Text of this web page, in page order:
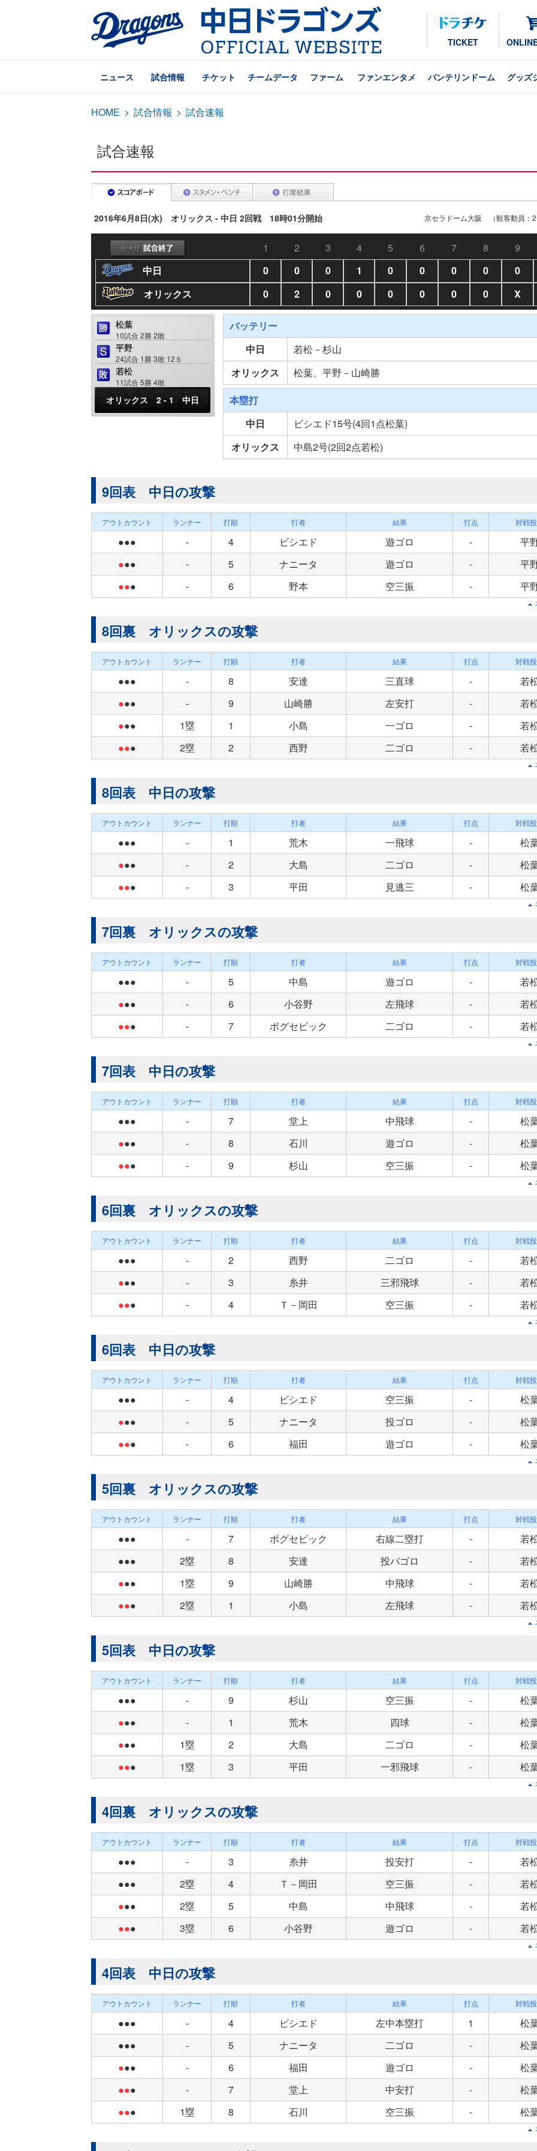
TICKET
ニュース 試合情報 チケット チームデータ ファーム ファンエンタメ バンテリンドーム グッズ
HOME > 試合情報 > 試合速報
試合速報
2016年6月8日(水) オリックス - 中日 2回戦 18時01分開始 京セラドーム大阪 （観客動員：
1 2 3 4 5 6 7 8 9
中日
0 0 0 1 0 0 0 0 0
オリックス
0 2 0 0 0 0 0 0 X
松葉
10試合 2勝 2敗
平野
24試合 1勝 3敗 12Ｓ
若松
11試合 5勝 4敗
オリックス 2 - 1 中日
バッテリー
中日
若松－杉山
オリックス
松葉、平野－山崎勝
本塁打
中日
ビシエド15号(4回1点松葉)
オリックス
中島2号(2回2点若松)
9回表 中日の攻撃
アウトカウント ランナー 打順 打者 結果 打点 対戦
●●● - 4 ビシエド 遊ゴロ -
平
●●● - 5 ナニータ 遊ゴロ -
平
●●● - 6 野本 空三振 - 平
8回裏 オリックスの攻撃
アウトカウント ランナー 打順 打者 結果 打点 対戦
●●● - 8 安達 三直球 -
若
●●● - 9 山崎勝 左安打 -
若
●●● 1塁 1 小島 一ゴロ -
若
●●● 2塁 2 西野 二ゴロ - 若
8回表 中日の攻撃
アウトカウント ランナー 打順 打者 結果 打点 対戦
●●● - 1 荒木 一飛球 -
松
●●● - 2 大島 二ゴロ -
松
●●● - 3 平田 見逃三 - 松
7回裏 オリックスの攻撃
アウトカウント ランナー 打順 打者 結果 打点 対戦
●●● - 5 中島 遊ゴロ -
若
●●● - 6 小谷野 左飛球 -
若
●●● - 7 ボグセビック 二ゴロ - 若
7回表 中日の攻撃
アウトカウント ランナー 打順 打者 結果 打点 対戦
●●● - 7 堂上 中飛球 -
松
●●● - 8 石川 遊ゴロ -
松
●●● - 9 杉山 空三振 - 松
6回裏 オリックスの攻撃
アウトカウント ランナー 打順 打者 結果 打点 対戦
●●● - 2 西野 二ゴロ -
若
●●● - 3 糸井 三邪飛球 -
若
●●● - 4 Ｔ－岡田 空三振 - 若
6回表 中日の攻撃
アウトカウント ランナー 打順 打者 結果 打点 対戦
●●● - 4 ビシエド 空三振 -
松
●●● - 5 ナニータ 投ゴロ -
松
●●● - 6 福田 遊ゴロ - 松
5回裏 オリックスの攻撃
アウトカウント ランナー 打順 打者 結果 打点 対戦
●●● - 7 ボグセビック 右線二塁打 -
若
●●●
2塁 8 安達 投バゴロ -
若
●●● 1塁 9 山崎勝 中飛球 -
若
●●● 2塁 1 小島 左飛球 - 若
5回表 中日の攻撃
アウトカウント ランナー 打順 打者 結果 打点 対戦
●●● - 9 杉山 空三振 -
松
●●● - 1 荒木 四球 -
松
●●● 1塁 2 大島 二ゴロ -
松
●●● 1塁 3 平田 一邪飛球 - 松
4回裏 オリックスの攻撃
アウトカウント ランナー 打順 打者 結果 打点 対戦
●●● - 3 糸井 投安打 -
若
●●●
2塁 4 Ｔ－岡田 空三振 -
若
●●● 2塁 5 中島 中飛球 -
若
●●● 3塁 6 小谷野 遊ゴロ - 若
4回表 中日の攻撃
アウトカウント ランナー 打順 打者 結果 打点 対戦
●●● - 4 ビシエド 左中本塁打 1
松
●●●
- 5 ナニータ 二ゴロ -
松
●●● - 6 福田 遊ゴロ -
松
●●● - 7 堂上 中安打 -
松
●●● 1塁 8 石川 空三振 - 松